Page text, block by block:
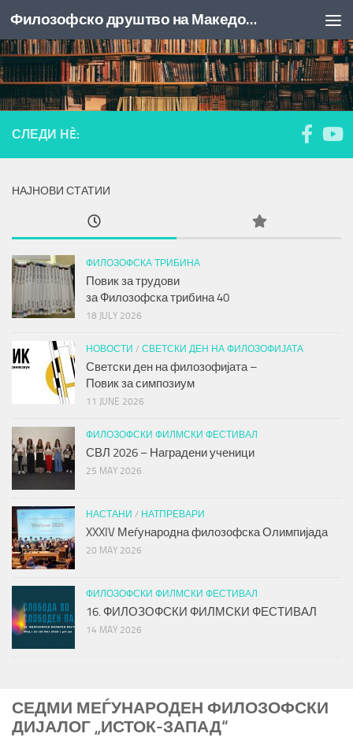
Skip to content Филозофско друштво на Македонија
СЕДМИ МЕЃУНАРОДЕН ФИЛОЗОФСКИ
ДИЈАЛОГ „ИСТОК-ЗАПАД“
СЛЕДИ НÈ:
НАЈНОВИ СТАТИИ
ФИЛОЗОФСКА ТРИБИНА
Повик за трудови
заФилозофска трибина40
18 JULY 2026
НОВОСТИ / СВЕТСКИ ДЕН НА ФИЛОЗОФИЈАТА
Светски ден на филозофијата –
Повик за симпозиум
11 JUNE 2026
ФИЛОЗОФСКИ ФИЛМСКИ ФЕСТИВАЛ
СВЛ 2026 – Наградени ученици
25 MAY 2026
НАСТАНИ / НАТПРЕВАРИ
XXXIV Меѓународна филозофска Олимпијада
20 MAY 2026
ФИЛОЗОФСКИ ФИЛМСКИ ФЕСТИВАЛ
16. ФИЛОЗОФСКИ ФИЛМСКИ ФЕСТИВАЛ
14 MAY 2026